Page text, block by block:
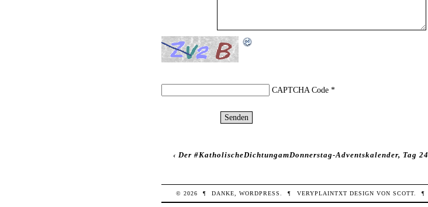
CAPTCHA Code *
‹ Der #KatholischeDichtungamDonnerstag-Adventskalender, Tag 24
© 2026 ¶ DANKE,WORDPRESS. ¶ VERYPLAINTXT DESIGN VON SCOTT. ¶